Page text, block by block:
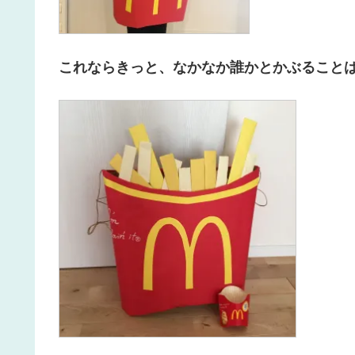
これならきっと、なかなか誰かとかぶること